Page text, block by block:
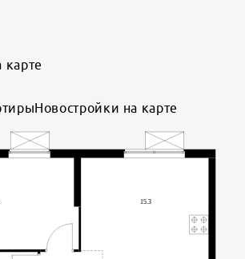
карте
Новостройки на карте